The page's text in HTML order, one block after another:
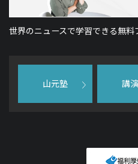
世界のニュースで学習できる無料
山元塾 講